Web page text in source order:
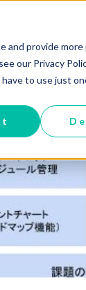
provide more
our Privacy
to use just